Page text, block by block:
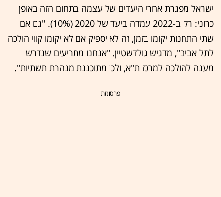
ישראל מפגרת אחרי היעדים של עצמה בתחום הזה באופן
כרוני: רק ב-2022 עמדה ביעד של 2020 (10%). "גם אם
שתי התחנות יקומו בזמן, זה לא יספיק אם לא יקומו קווי הולכה
לתל אביב", מדגיש גולדשטיין. "אנחנו מתריעים שנדרש
מענה להולכה למרכז ת"א, ולכן מתוכננת מנהרת תשתיות".
- פרסומת -